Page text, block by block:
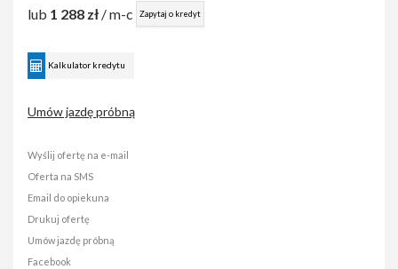
lub 1 288 zł / m-c Zapytaj o kredyt
Kalkulator kredytu
Umów jazdę próbną
Wyślij ofertę na e-mail
Oferta na SMS
Email do opiekuna
Drukuj ofertę
Umów jazdę próbną
Facebook